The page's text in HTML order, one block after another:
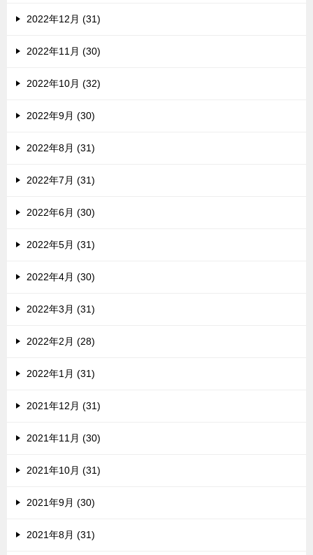
2022年12月 (31)
2022年11月 (30)
2022年10月 (32)
2022年9月 (30)
2022年8月 (31)
2022年7月 (31)
2022年6月 (30)
2022年5月 (31)
2022年4月 (30)
2022年3月 (31)
2022年2月 (28)
2022年1月 (31)
2021年12月 (31)
2021年11月 (30)
2021年10月 (31)
2021年9月 (30)
2021年8月 (31)